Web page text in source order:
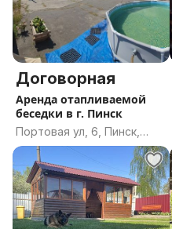
Договорная
Аренда отапливаемой
беседки в г. Пинск
Портовая ул, 6, Пинск,
Брестская область